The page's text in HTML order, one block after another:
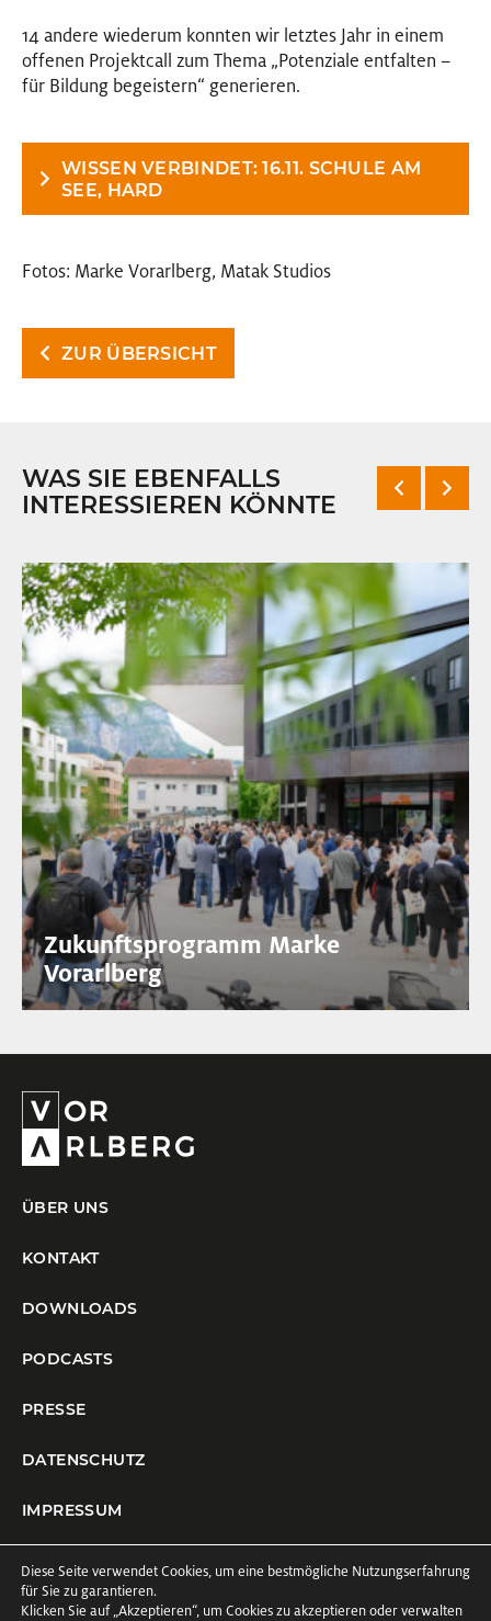
14 andere wiederum konnten wir letztes Jahr in einem
offenen Projektcall zum Thema „Potenziale entfalten –
für Bildung begeistern“ generieren.
WISSEN VERBINDET: 16.11. SCHULE AM
SEE, HARD
Fotos: Marke Vorarlberg, Matak Studios
ZUR ÜBERSICHT
WAS SIE EBENFALLS
INTERESSIEREN KÖNNTE
Zukunftsprogramm Marke
Vorarlberg
ÜBER UNS
KONTAKT
DOWNLOADS
PODCASTS
PRESSE
DATENSCHUTZ
IMPRESSUM
COOKIE-EINSTELLUNGEN
Diese Seite verwendet Cookies, um eine bestmögliche Nutzungserfahrung
für Sie zu garantieren.
Klicken Sie auf„Akzeptieren“, um Cookies zu akzeptieren oder verwalten